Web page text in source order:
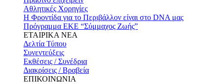
Αθλητικές Χορηγίες
Η Φροντίδα για το Περιβάλλον είναι στο DNA μας
Πρόγραμμα ΕΚΕ “Σύμμαχος Ζωής”
ΕΤΑΙΡΙΚΑ ΝΕΑ
Δελτία Τύπου
Συνεντεύξεις
Εκθέσεις / Συνέδρια
Διακρίσεις / Βραβεία
ΕΠΙΚΟΙΝΩΝΙΑ